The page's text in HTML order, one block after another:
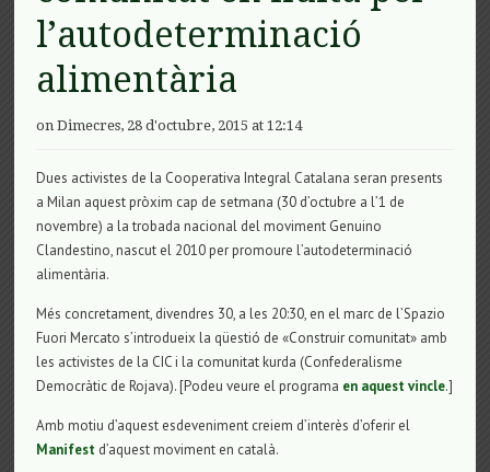
l’autodeterminació
alimentària
on Dimecres, 28 d'octubre, 2015 at 12:14
Dues activistes de la Cooperativa Integral Catalana seran presents
a Milan aquest pròxim cap de setmana (30 d’octubre a l’1 de
novembre) a la trobada nacional del moviment Genuino
Clandestino, nascut el 2010 per promoure l’autodeterminació
alimentària.
Més concretament, divendres 30, a les 20:30, en el marc de l’Spazio
Fuori Mercato s’introdueix la qüestió de «Construir comunitat» amb
les activistes de la CIC i la comunitat kurda (Confederalisme
Democràtic de Rojava). [Podeu veure el programa en aquest vincle.]
Amb motiu d’aquest esdeveniment creiem d’interès d’oferir el
Manifest d’aquest moviment en català.